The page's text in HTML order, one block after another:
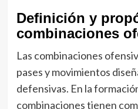
Definición y
combinaciones
Las combinaciones
pases y movimientos
defensivas. En la
combinaciones tienen